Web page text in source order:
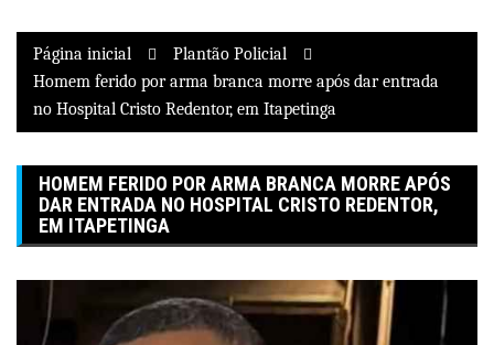
Página inicial
Plantão Policial
Homem ferido por arma branca morre após dar entrada
no Hospital Cristo Redentor, em Itapetinga
HOMEM FERIDO POR ARMA BRANCA MORRE APÓS
DAR ENTRADA NO HOSPITAL CRISTO REDENTOR,
EM ITAPETINGA